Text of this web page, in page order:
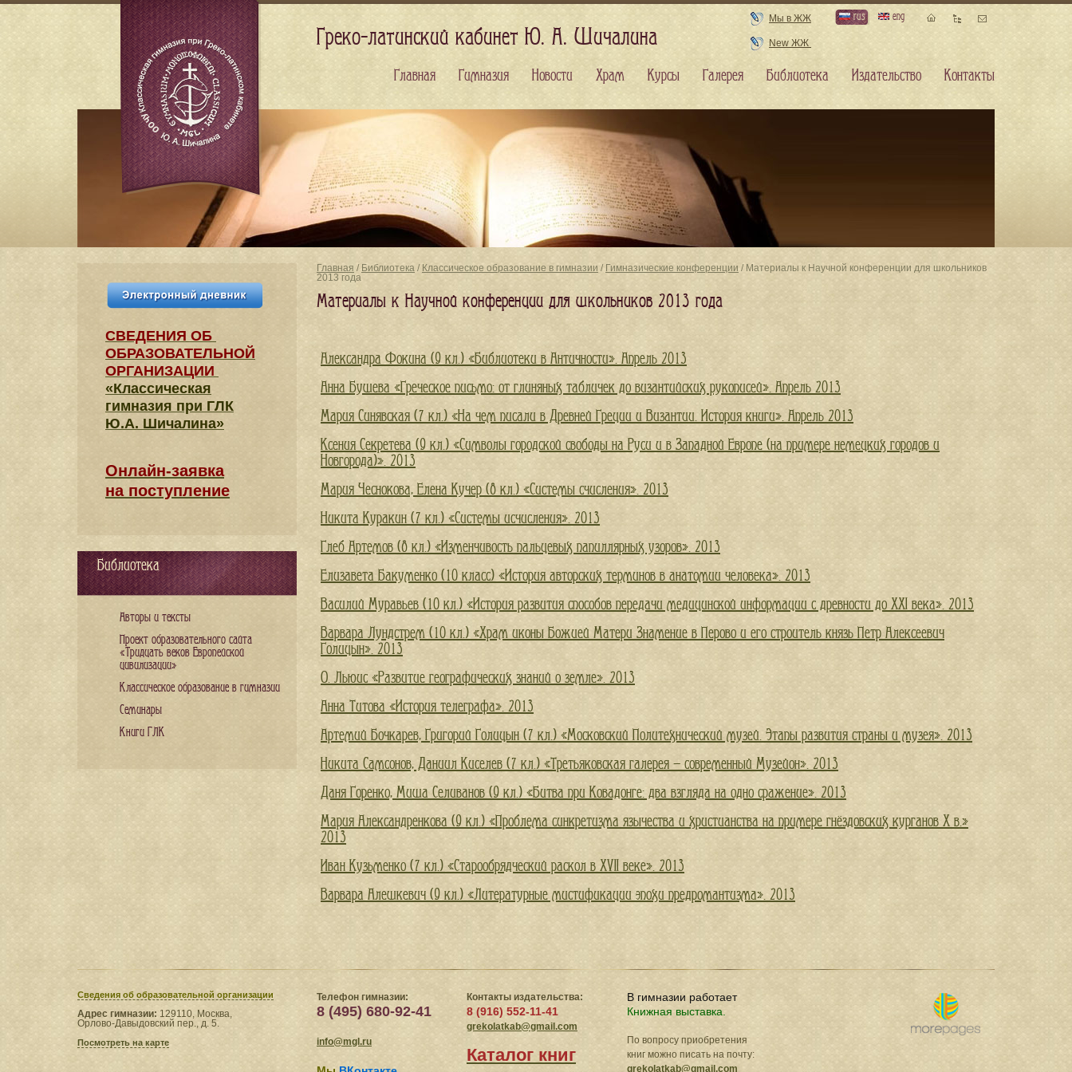
Главная / Библиотека / Классическое образование в гимназии / Гимназические конференции / Материалы к Научной конференции для школьников
2013 года
Материалы к Научной конференции для школьников 2013 года
Александра Фокина (9 кл.) «Библиотеки в Античности». Апрель 2013
Анна Бушева «Греческое письмо: от глиняных табличек до византийских рукописей». Апрель 2013
Мария Синявская (7 кл.) «На чем писали в Древней Греции и Византии. История книги». Апрель 2013
Ксения Секретева (9 кл.) «Символы городской свободы на Руси и в Западной Европе (на примере немецких городов и
Новгорода)». 2013
Мария Чеснокова, Елена Кучер (8 кл.) «Системы счисления». 2013
Никита Куракин (7 кл.) «Системы исчисления». 2013
Глеб Артемов (8 кл.) «Изменчивость пальцевых папиллярных узоров». 2013
Елизавета Бакуменко (10 класс) «История авторских терминов в анатомии человека». 2013
Василий Муравьев (10 кл.) «История развития способов передачи медицинской информации с древности до XXI века». 2013
Варвара Лундстрем (10 кл.) «Храм иконы Божией Матери Знамение в Перово и его строитель князь Петр Алексеевич
Голицын». 2013
О. Льюис «Развитие географических знаний о земле». 2013
Анна Титова «История телеграфа». 2013
Артемий Бочкарев, Григорий Голицын (7 кл.) «Московский Политехнический музей. Этапы развития страны и музея». 2013
Никита Самсонов, Даниил Киселев (7 кл.) «Третьяковская галерея — современный Музейон». 2013
Даня Горенко, Миша Селиванов (9 кл.) «Битва при Ковадонге: два взгляда на одно сражение». 2013
Мария Александренкова (9 кл.) «Проблема синкретизма язычества и христианства на примере гнёздовских курганов X в.»
2013
Иван Кузьменко (7 кл.) «Старообрядческий раскол в XVII веке». 2013
Варвара Алешкевич (9 кл.) «Литературные мистификации эпохи предромантизма». 2013
СВЕДЕНИЯ​ ОБ
ОБРАЗОВАТЕЛЬНОЙ
ОРГАНИЗАЦИИ
«Классическая
гимназия при ГЛК
Ю.А. Шичалина»
Онлайн-заявка
на поступление
Библиотека
Авторы и тексты
Проект образовательного сайта
«Тридцать веков Европейской
цивилизации»
Классическое образование в гимназии
Семинары
Книги ГЛК
Сведения​ об образовательной организации
Адрес гимназии: 129110, Москва,
Орлово-Давыдовский пер., д. 5.
Посмотреть на карте
Телефон гимназии:
8 (495) 680-92-41
info@mgl.ru
Контакты издательства:
8 (916) 552-11-41
grekolatkab@gmail.com
Каталог книг
В гимназии работает
Книжная выставка.
По вопросу приобретения
книг можно писать на почту:
grekolatkab@gmail.com
Греко-латинский кабинет Ю. А. Шичалина
Мы в ЖЖ
New ЖЖ
rus eng
Главная Гимназия Новости Храм Курсы Галерея Библиотека Издательство Контакты